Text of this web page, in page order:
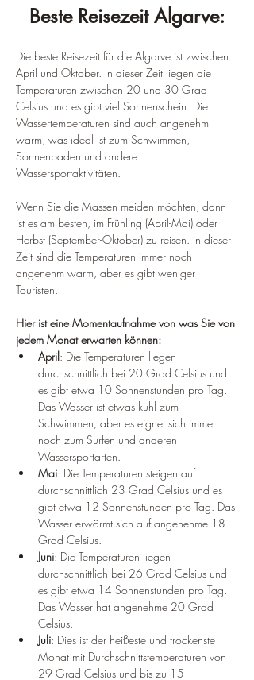
Beste Reisezeit Algarve:
Die beste Reisezeit für die Algarve ist zwischen
April und Oktober. In dieser Zeit liegen die
Temperaturen zwischen 20 und 30 Grad
Celsius und es gibt viel Sonnenschein. Die
Wassertemperaturen sind auch angenehm
warm, was ideal ist zum Schwimmen,
Sonnenbaden und andere
Wassersportaktivitäten.
Wenn Sie die Massen meiden möchten, dann
ist es am besten, im Frühling (April-Mai) oder
Herbst (September-Oktober) zu reisen. In dieser
Zeit sind die Temperaturen immer noch
angenehm warm, aber es gibt weniger
Touristen.
Hier ist eine Momentaufnahme von was Sie von
jedem Monat erwarten können:
April: Die Temperaturen liegen
durchschnittlich bei 20 Grad Celsius und
es gibt etwa 10 Sonnenstunden pro Tag.
Das Wasser ist etwas kühl zum
Schwimmen, aber es eignet sich immer
noch zum Surfen und anderen
Wassersportarten.
Mai: Die Temperaturen steigen auf
durchschnittlich 23 Grad Celsius und es
gibt etwa 12 Sonnenstunden pro Tag. Das
Wasser erwärmt sich auf angenehme 18
Grad Celsius.
Juni: Die Temperaturen liegen
durchschnittlich bei 26 Grad Celsius und
es gibt etwa 14 Sonnenstunden pro Tag.
Das Wasser hat angenehme 20 Grad
Celsius.
Juli: Dies ist der heißeste und trockenste
Monat mit Durchschnittstemperaturen von
29 Grad Celsius und bis zu 15